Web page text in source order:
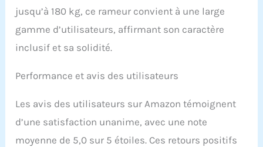
aide les utilisateurs à
posture pendant
l'entraînement. En même
stabilité sont garantis
pendant l'entraînement.
Sans frottement, stable
et facile à entretenir : la
jusqu’à 180 kg, ce rameur convient à une large
gamme d’utilisateurs, affirmant son caractère
inclusif et sa solidité.
Performance et avis des utilisateurs
Les avis des utilisateurs sur Amazon témoignent
d’une satisfaction unanime, avec une note
moyenne de 5,0 sur 5 étoiles. Ces retours positifs